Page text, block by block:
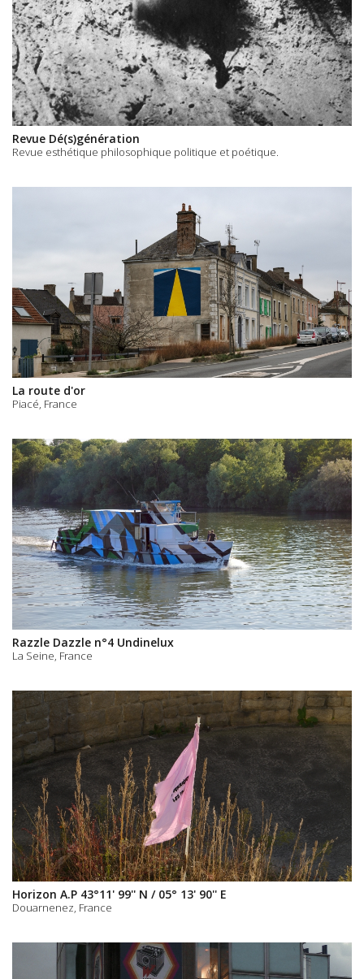
Revue Dé(s)génération
Revue esthétique philosophique politique et poétique.
La route d'or
Piacé, France
Razzle Dazzle n°4 Undinelux
La Seine, France
Horizon A.P 43°11' 99'' N / 05° 13' 90'' E
Douarnenez, France